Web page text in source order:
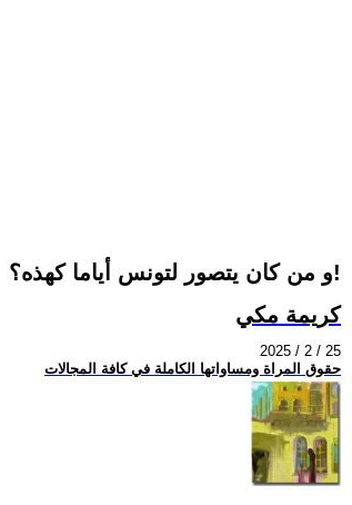
و من كان يتصور لتونس أياما كهذه؟!
كريمة مكي
2025 / 2 / 25
حقوق المراة ومساواتها الكاملة في كافة المجالات